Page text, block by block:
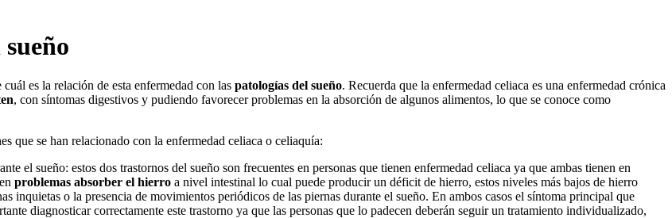
es la relación de esta enfermedad con las patologías del sueño. Recuerda que la enfermedad celiaca es una enfermedad crónica
, con síntomas digestivos y pudiendo favorecer problemas en la absorción de algunos alimentos, lo que se conoce como
que se han relacionado con la enfermedad celiaca o celiaquía:
el sueño: estos dos trastornos del sueño son frecuentes en personas que tienen enfermedad celiaca ya que ambas tienen en
problemas absorber el hierro a nivel intestinal lo cual puede producir un déficit de hierro, estos niveles más bajos de hierro
inquietas o la presencia de movimientos periódicos de las piernas durante el sueño. En ambos casos el síntoma principal que
diagnosticar correctamente este trastorno ya que las personas que lo padecen deberán seguir un tratamiento individualizado,